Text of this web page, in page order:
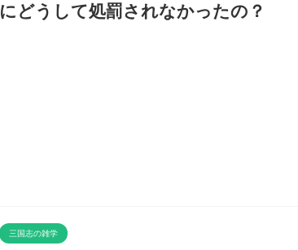
にどうして処罰されなかったの？
三国志の雑学